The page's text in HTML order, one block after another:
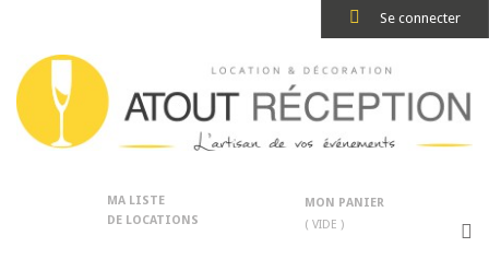
Se connecter
MA LISTE
DE LOCATIONS
MON PANIER
( VIDE )